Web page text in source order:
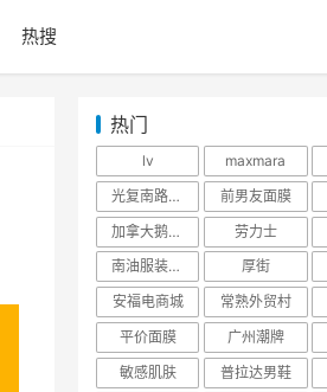
热搜
热门
lv maxmara
光复南路潮牌
前男友面膜
加拿大鹅羽绒服
劳力士
南油服装批发市场
厚街
安福电商城
常熟外贸村
平价面膜
广州潮牌
敏感肌肤
普拉达男鞋